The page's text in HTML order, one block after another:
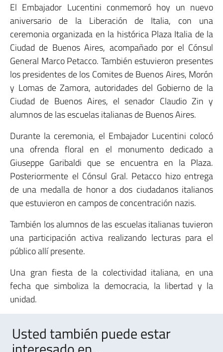
El Embajador Lucentini conmemoró hoy un nuevo
aniversario de la Liberación de Italia, con una
ceremonia organizada en la histórica Plaza Italia de la
Ciudad de Buenos Aires, acompañado por el Cónsul
General Marco Petacco. También estuvieron presentes
los presidentes de los Comites de Buenos Aires, Morón
y Lomas de Zamora, autoridades del Gobierno de la
Ciudad de Buenos Aires, el senador Claudio Zin y
alumnos de las escuelas italianas de Buenos Aires.
Durante la ceremonia, el Embajador Lucentini colocó
una ofrenda floral en el monumento dedicado a
Giuseppe Garibaldi que se encuentra en la Plaza.
Posteriormente el Cónsul Gral. Petacco hizo entrega
de una medalla de honor a dos ciudadanos italianos
que estuvieron en campos de concentración nazis.
También los alumnos de las escuelas italianas tuvieron
una participación activa realizando lecturas para el
público allí presente.
Una gran fiesta de la colectividad italiana, en una
fecha que simboliza la democracia, la libertad y la
unidad.
Usted también puede estar